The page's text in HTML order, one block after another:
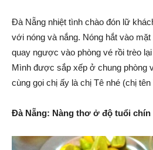
Đà Nẵng nhiệt tình chào đón lữ
với nóng và nắng. Nóng hắt vào
quay ngược vào phòng vé rồi trèo
Mình được sắp xếp ở chung phòng
cùng gọi chị ấy là chị Tê nhé (chị tên
Đà Nẵng: Nàng thơ ở độ tuổi chín